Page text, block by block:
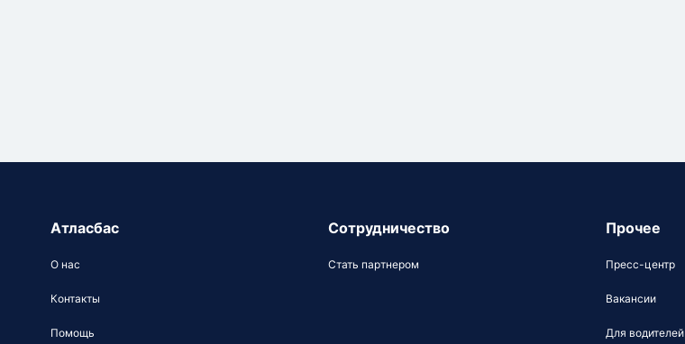
Атласбас
О нас
Контакты
Помощь
Сотрудничество
Стать партнером
Прочее
Пресс-центр
Вакансии
Для водителей